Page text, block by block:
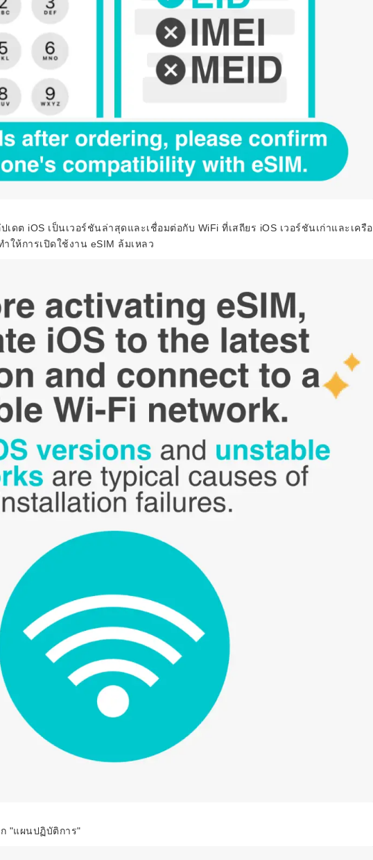
ดต iOS เป็นเวอร์ชันล่าสุดและเชื่อมต่อกับ WiFi ที่เสถียร iOS เวอร์ชันเก่าและเครือ
ให้การเปิดใช้งาน eSIM ล้มเหลว
"แผนปฏิบัติการ"